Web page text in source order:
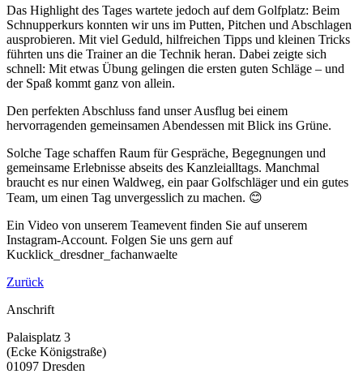
Das Highlight des Tages wartete jedoch auf dem Golfplatz: Beim
Schnupperkurs konnten wir uns im Putten, Pitchen und Abschlagen
ausprobieren. Mit viel Geduld, hilfreichen Tipps und kleinen Tricks
führten uns die Trainer an die Technik heran. Dabei zeigte sich
schnell: Mit etwas Übung gelingen die ersten guten Schläge – und
der Spaß kommt ganz von allein.
Den perfekten Abschluss fand unser Ausflug bei einem
hervorragenden gemeinsamen Abendessen mit Blick ins Grüne.
Solche Tage schaffen Raum für Gespräche, Begegnungen und
gemeinsame Erlebnisse abseits des Kanzleialltags. Manchmal
braucht es nur einen Waldweg, ein paar Golfschläger und ein gutes
Team, um einen Tag unvergesslich zu machen. 😊
Ein Video von unserem Teamevent finden Sie auf unserem
Instagram-Account. Folgen Sie uns gern auf
Kucklick_dresdner_fachanwaelte
Zurück
Anschrift
Palaisplatz 3
(Ecke Königstraße)
01097 Dresden